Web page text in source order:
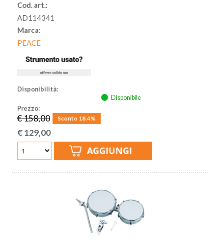
USATO
Cod. art.:
AD114341
Marca:
PEACE
Disponibilità:
Disponibile
Prezzo:
€ 158,00 Sconto 18.4%
€129,00